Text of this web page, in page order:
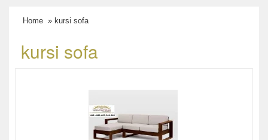
Home » kursi sofa
kursi sofa